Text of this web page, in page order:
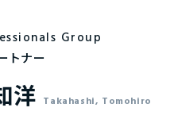
Group
トナー
洋 Takahashi, Tomohiro